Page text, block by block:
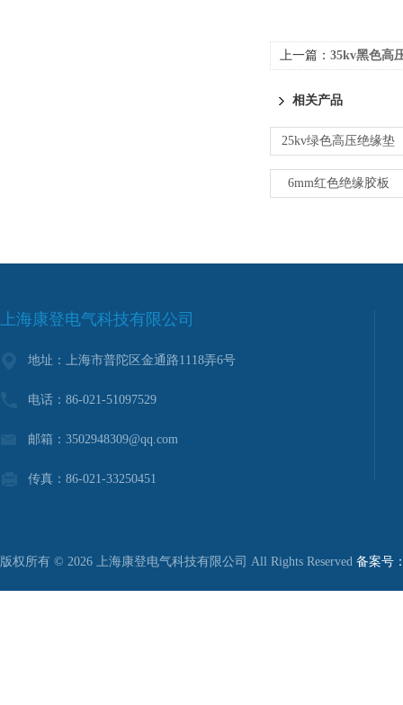
上一篇： 35kv黑色高
相关产品
25kv绿色高压绝缘垫
6mm红色绝缘胶板
上海康登电气科技有限公司
地址：上海市普陀区金通路1118弄6号
电话：86-021-51097529
邮箱：3502948309@qq.com
传真：86-021-33250451
版权所有 © 2026 上海康登电气科技有限公司 All Rights Reserved 备案号